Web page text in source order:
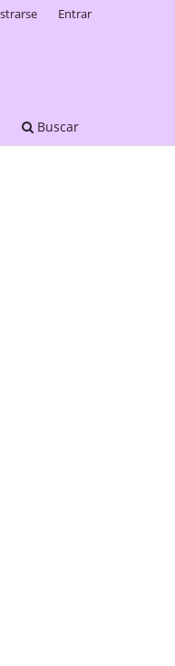
Buscar
Entrar